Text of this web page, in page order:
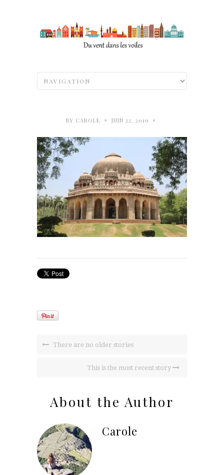
BY CAROLE • JUIN 22, 2019 •
There are no older stories
This is the most recent story
About the Author
Carole